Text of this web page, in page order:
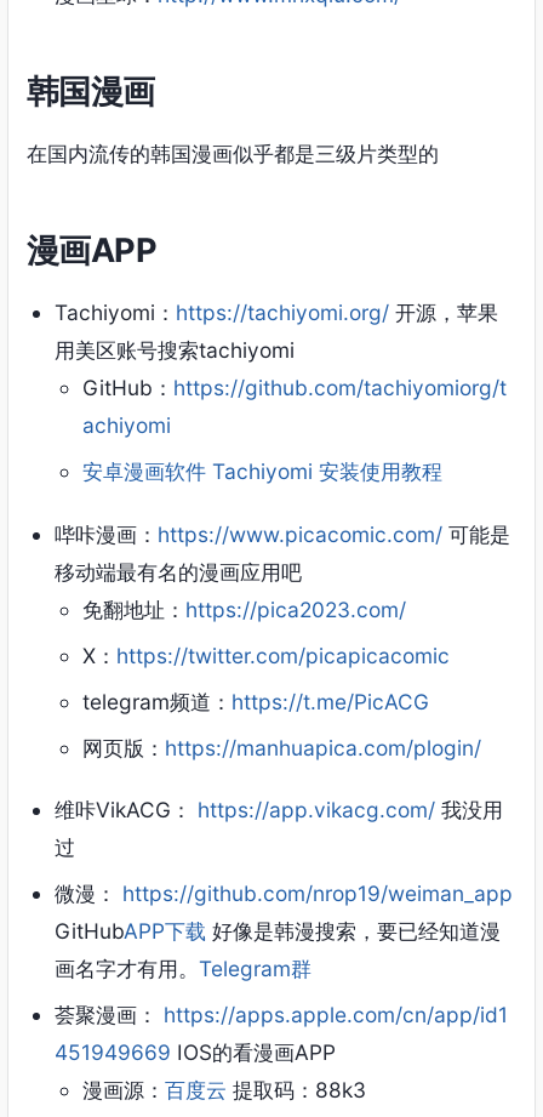
韩国漫画
在国内流传的韩国漫画似乎都是三级片类型的
漫画APP
Tachiyomi： https://tachiyomi.org/ 开源，苹果
用美区账号搜索tachiyomi
GitHub： https://github.com/tachiyomiorg/t
achiyomi
安卓漫画软件 Tachiyomi 安装使用教程
哔咔漫画： https://www.picacomic.com/ 可能是
移动端最有名的漫画应用吧
免翻地址： https://pica2023.com/
X： https://twitter.com/picapicacomic
telegram频道： https://t.me/PicACG
网页版： https://manhuapica.com/plogin/
维咔VikACG： https://app.vikacg.com/ 我没用
过
微漫： https://github.com/nrop19/weiman_app
GitHubAPP下载 好像是韩漫搜索，要已经知道漫
画名字才有用。Telegram群
荟聚漫画： https://apps.apple.com/cn/app/id1
451949669 IOS的看漫画APP
漫画源：百度云 提取码：88k3